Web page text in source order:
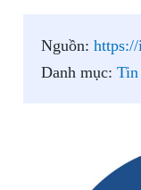
Nguồn:
Danh mục: